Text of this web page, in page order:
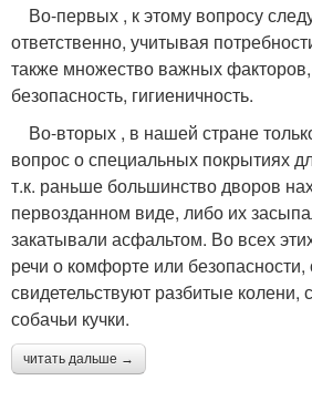
Во-первых , к этому вопросу
ответственно, учитывая
также множество важных факторов,
безопасность, гигиеничность.
Во-вторых , в нашей стране
вопрос о специальных покрытиях
т.к. раньше большинство дворов
первозданном виде, либо их
закатывали асфальтом. Во всех
речи о комфорте или безопасности,
свидетельствуют разбитые
собачьи кучки.
читать дальше →